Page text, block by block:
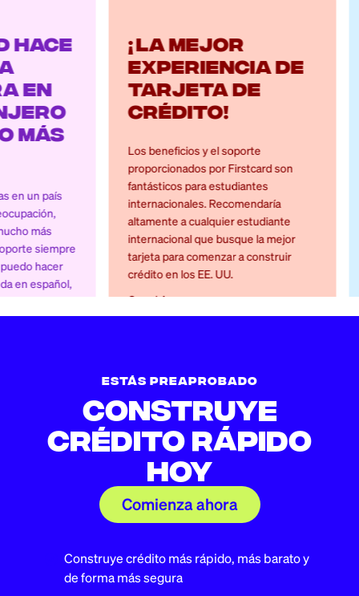
¡La mejor
experiencia de
tarjeta de
crédito!
Los beneficios y el soporte
proporcionados por Firstcard son
fantásticos para estudiantes
internacionales. Recomendaría
altamente a cualquier estudiante
internacional que busque la mejor
tarjeta para comenzar a construir
crédito en los EE. UU.
Omari A
Alec P
Estás preaprobado
construye
crédito rápido
hoy
Comienza ahora
Construye crédito más rápido, más barato y
de forma más segura